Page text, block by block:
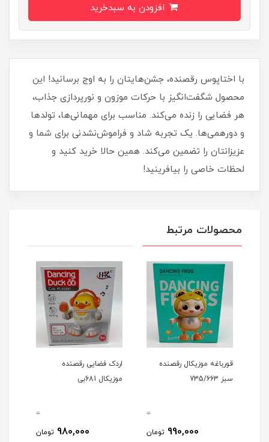
با اختاپوس رقصنده، جشن‌هایتان را به اوج برسانید! این
محصول شگفت‌انگیز با حرکات موزون و نورپردازی جذاب،
هر فضایی را زنده می‌کند. مناسب برای مهمانی‌ها، تولدها
و دورهمی‌ها. یک تجربه شاد و فراموش‌نشدنی برای شما و
عزیزانتان را تضمین می‌کند. همین حالا خرید کنید و
لحظات خاصی را بیافرینید!
محصولات مرتبط
قورباغه موزیکال رقصنده
سبز 735/663
0
990,000 تومان
اردک فضایی رقصنده
موزیکال 681بی
0
980,000 تومان